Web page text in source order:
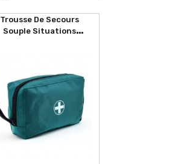
Trousse De Secours
Souple Situations